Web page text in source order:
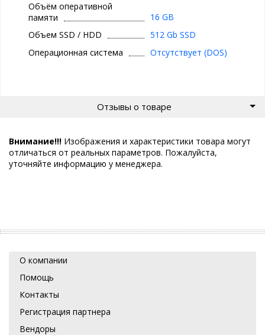
Объём оперативной
памяти
16 GB
Объем SSD / HDD
512 Gb SSD
Операционная система
Отсутствует (DOS)
Отзывы о товаре
Внимание!!! Изображения и характеристики товара могут
отличаться от реальных параметров. Пожалуйста,
уточняйте информацию у менеджера.
О компании
Помощь
Контакты
Регистрация партнера
Вендоры